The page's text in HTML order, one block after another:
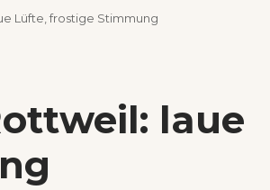
Lüfte, frostige Stimmung
laue